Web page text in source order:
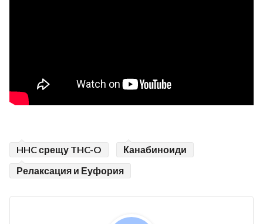
HHC срещу THC-O
Канабиноиди
Релаксация и Еуфория